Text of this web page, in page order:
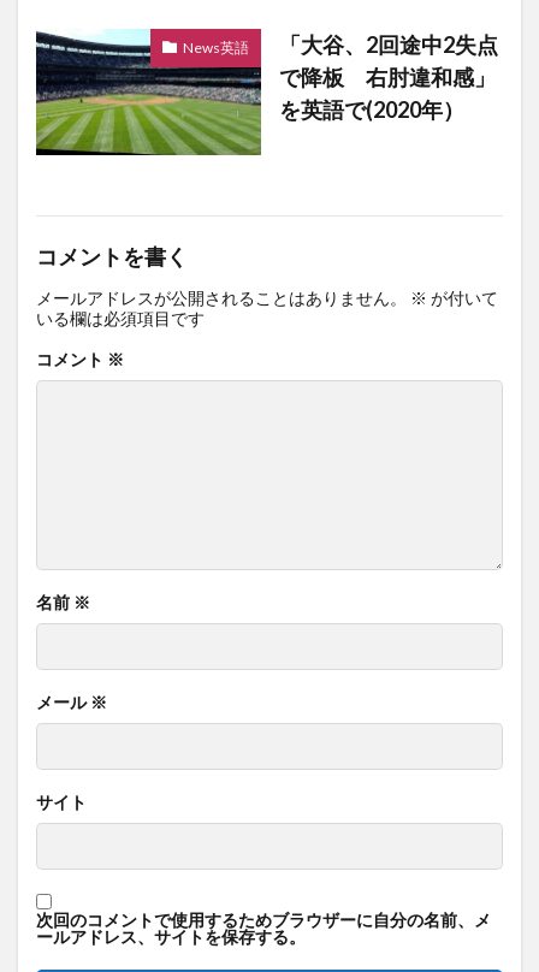
News英語
「大谷、2回途中2失点
で降板 右肘違和感」
を英語で(2020年）
コメントを書く
メールアドレスが公開されることはありません。 ※ が付いて
いる欄は必須項目です
コメント ※
名前 ※
メール ※
サイト
次回のコメントで使用するためブラウザーに自分の名前、メ
ールアドレス、サイトを保存する。